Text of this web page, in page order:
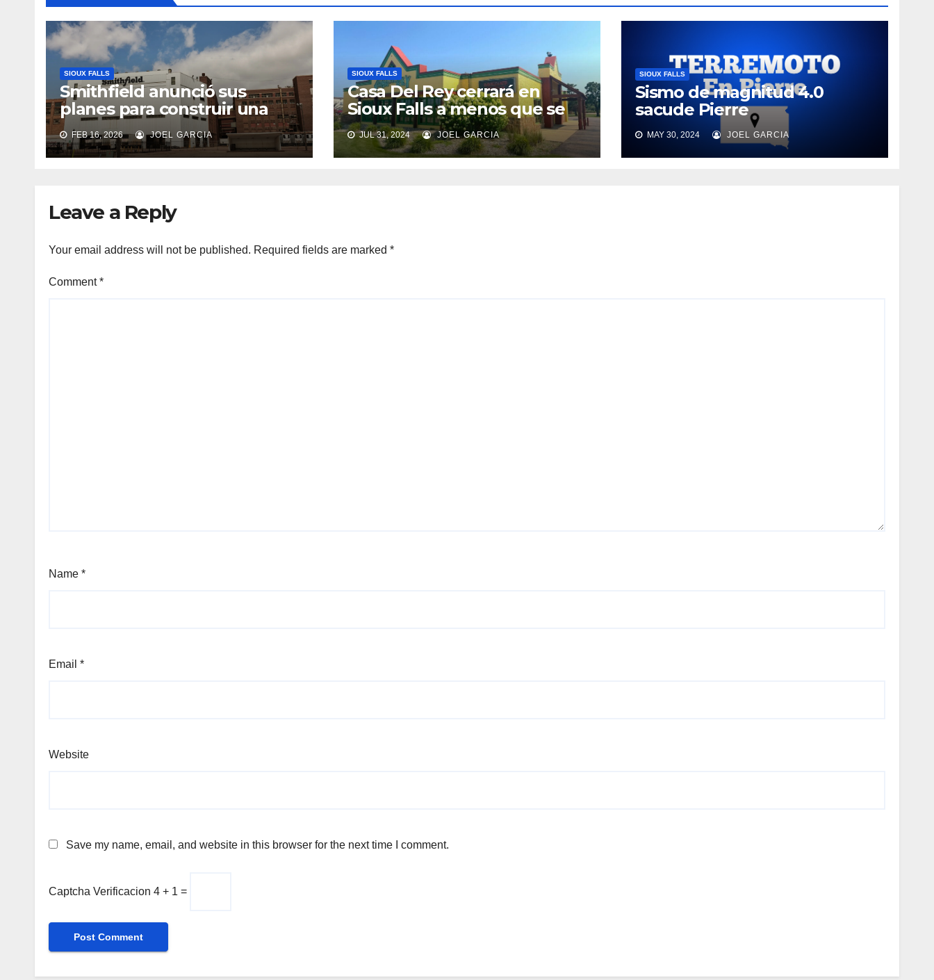
SIOUX FALLS
Smithfield anunció sus
planes para construir una
nueva planta de
procesamiento de carnes de
cerdo de última generación
FEB 16, 2026 JOEL GARCIA
SIOUX FALLS
Casa Del Rey cerrará en
Sioux Falls a menos que se
encuentre un nuevo
propietario
JUL 31, 2024 JOEL GARCIA
SIOUX FALLS
Sismo de magnitud 4.0
sacude Pierre
MAY 30, 2024 JOEL GARCIA
Leave a Reply
Your email address will not be published. Required fields are marked *
Comment*
Name *
Email *
Website
Save my name, email, and website in this browser for the next time I comment.
Captcha Verificacion 4 + 1 =